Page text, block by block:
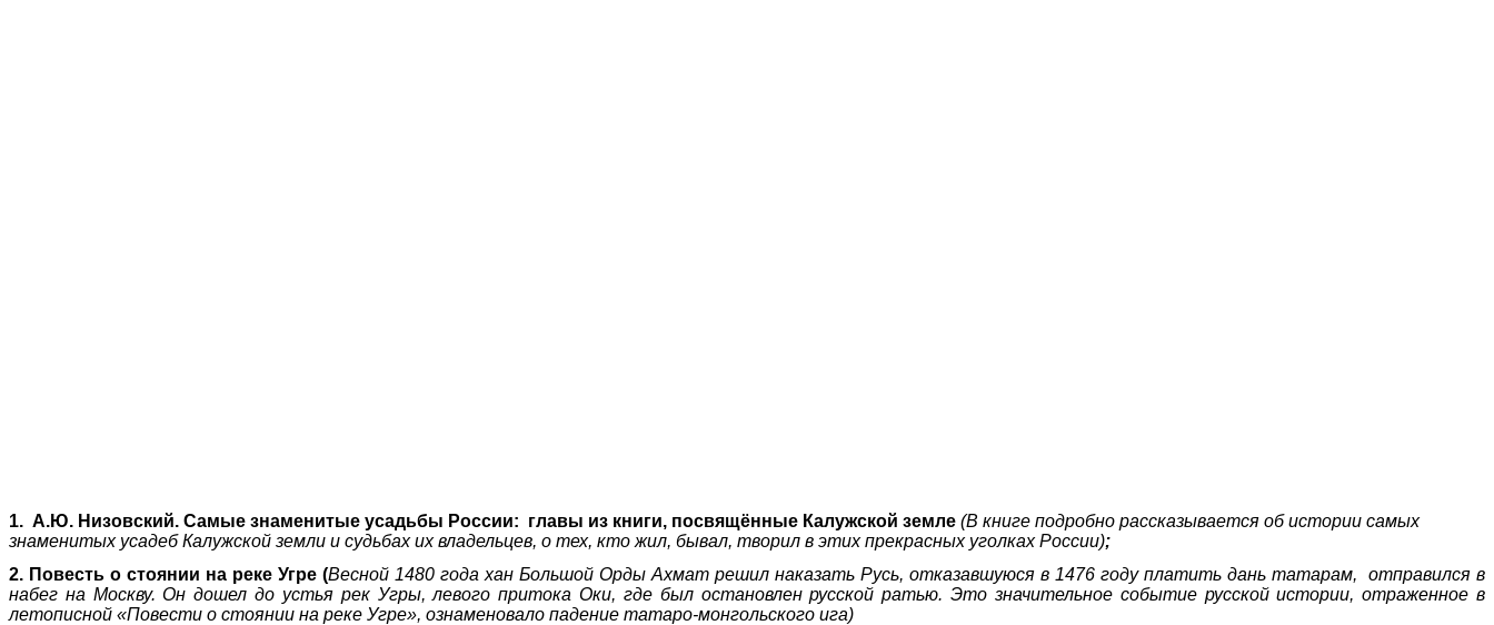
1. А.Ю. Низовский. Самые знаменитые усадьбы России: главы из книги, посвящённые Калужской земле (В книге подробно рассказывается об истории самых
знаменитых усадеб Калужской земли и судьбах их владельцев, о тех, кто жил, бывал, творил в этих прекрасных уголках России);
2. Повесть о стоянии на реке Угре (Весной 1480 года хан Большой Орды Ахмат решил наказать Русь, отказавшуюся в 1476 году платить дань татарам, отправился в
набег на Москву. Он дошел до устья рек Угры, левого притока Оки, где был остановлен русской ратью. Это значительное событие русской истории, отраженное в
летописной «Повести о стоянии на реке Угре», ознаменовало падение татаро-монгольского ига)